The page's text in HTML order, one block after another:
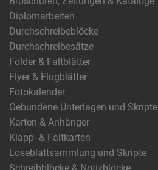
Diplomarbeiten
Durchschreibeblöcke
Durchschreibesätze
Folder & Faltblätter
Flyer & Flugblätter
Fotokalender
Gebundene Unterlagen und Skripte
Karten & Anhänger
Klapp- & Faltkarten
Loseblattsammlung und Skripte